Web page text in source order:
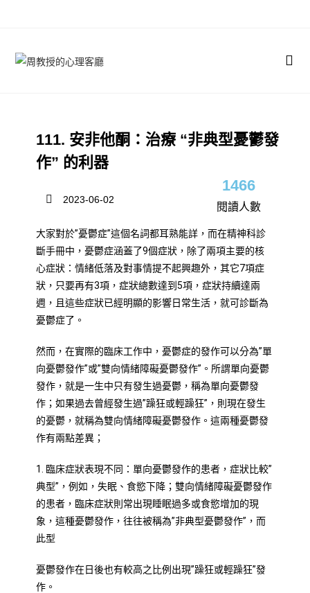
111. 安非他酮：治療 “非典型憂鬱發
作” 的利器
2023-06-02
閱讀人數
1466
大家對於”憂鬱症”這個名詞都耳熟能詳，而在精神科診
斷手冊中，憂鬱症涵蓋了9個症狀，除了兩項主要的核
心症狀：情緒低落及對事情提不起興趣外，其它7項症
狀，只要再有3項，症狀總數達到5項，症狀持續達兩
週，且這些症狀已經明顯的影響日常生活，就可診斷為
憂鬱症了。
然而，在實際的臨床工作中，憂鬱症的發作可以分為”單
向憂鬱發作”或”雙向情緒障礙憂鬱發作”。所謂單向憂鬱
發作，就是一生中只有發生過憂鬱，稱為單向憂鬱發
作；如果過去曾經發生過”躁狂或輕躁狂”，則現在發生
的憂鬱，就稱為雙向情緒障礙憂鬱發作。這兩種憂鬱發
作有兩點差異；
1. 臨床症狀表現不同：單向憂鬱發作的患者，症狀比較”
典型”，例如，失眠、食慾下降；雙向情緒障礙憂鬱發作
的患者，臨床症狀則常出現睡眠過多或食慾增加的現
象，這種憂鬱發作，往往被稱為”非典型憂鬱發作”，而
此型
憂鬱發作在日後也有較高之比例出現”躁狂或輕躁狂”發
作。